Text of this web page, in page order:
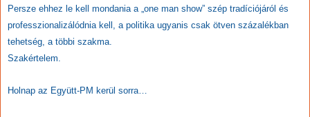
Persze ehhez le kell mondania a „one man show” szép tradíciójáról és
professzionalizálódnia kell, a politika ugyanis csak ötven százalékban
tehetség, a többi szakma.
Szakértelem.
Holnap az Együtt-PM kerül sorra…